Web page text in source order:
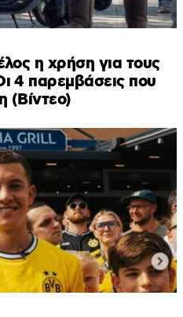
η χρήση για τους
4 παρεμβάσεις που
(Βίντεο)